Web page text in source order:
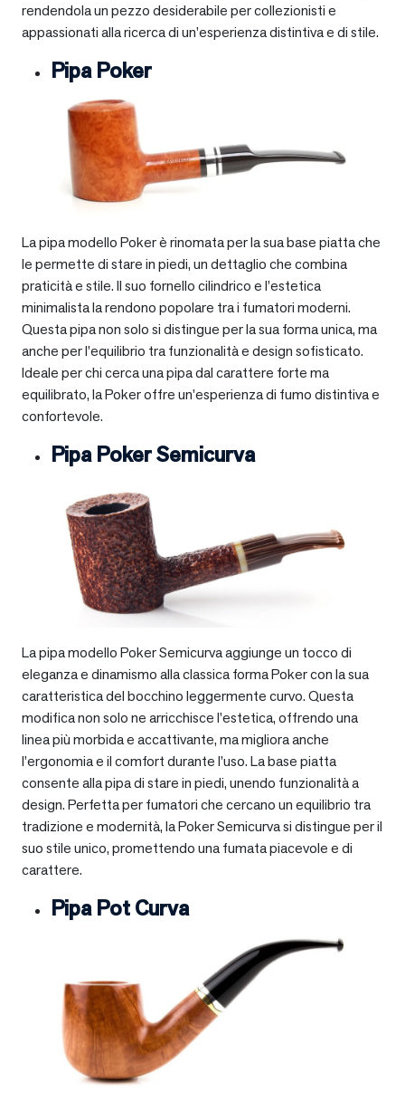
rendendola un pezzo desiderabile per collezionisti e
appassionati alla ricerca di un’esperienza distintiva e di stile.
Pipa Poker
La pipa modello Poker è rinomata per la sua base piatta che
le permette di stare in piedi, un dettaglio che combina
praticità e stile. Il suo fornello cilindrico e l’estetica
minimalista la rendono popolare tra i fumatori moderni.
Questa pipa non solo si distingue per la sua forma unica, ma
anche per l’equilibrio tra funzionalità e design sofisticato.
Ideale per chi cerca una pipa dal carattere forte ma
equilibrato, la Poker offre un’esperienza di fumo distintiva e
confortevole.
Pipa Poker Semicurva
La pipa modello Poker Semicurva aggiunge un tocco di
eleganza e dinamismo alla classica forma Poker con la sua
caratteristica del bocchino leggermente curvo. Questa
modifica non solo ne arricchisce l’estetica, offrendo una
linea più morbida e accattivante, ma migliora anche
l’ergonomia e il comfort durante l’uso. La base piatta
consente alla pipa di stare in piedi, unendo funzionalità a
design. Perfetta per fumatori che cercano un equilibrio tra
tradizione e modernità, la Poker Semicurva si distingue per il
suo stile unico, promettendo una fumata piacevole e di
carattere.
Pipa Pot Curva